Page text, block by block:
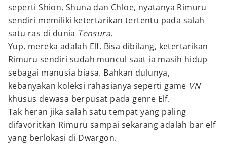
seperti Shion, Shuna dan Chloe, nyatanya Rimuru
sendiri memiliki ketertarikan tertentu pada salah
satu ras di dunia Tensura.
Yup, mereka adalah Elf. Bisa dibilang, ketertarikan
Rimuru sendiri sudah muncul saat ia masih hidup
sebagai manusia biasa. Bahkan dulunya,
kebanyakan koleksi rahasianya seperti game VN
khusus dewasa berpusat pada genre Elf.
Tak heran jika salah satu tempat yang paling
difavoritkan Rimuru sampai sekarang adalah bar elf
yang berlokasi di Dwargon.